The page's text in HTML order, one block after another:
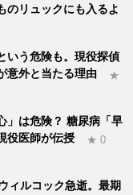
のリュックにも入るよ
いう危険も。現役探偵
意外と当たる理由
★
」は危険？ 糖尿病「早
役医師が伝授
★ 0
ィルコック急逝。最期